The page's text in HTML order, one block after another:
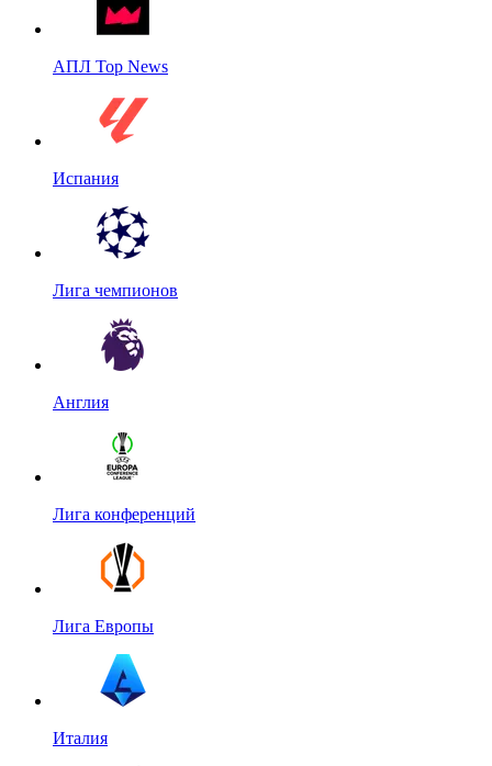
АПЛ Top News
Испания
Лига чемпионов
Англия
Лига конференций
Лига Европы
Италия